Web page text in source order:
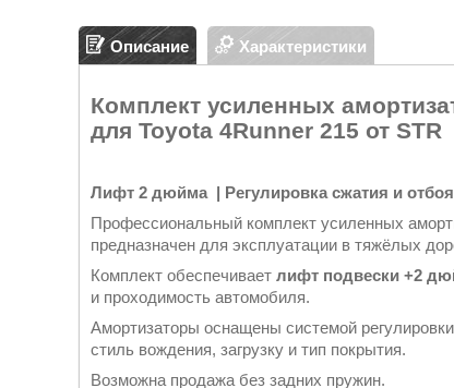
Описание Характеристики
Комплект усиленных
для Toyota 4Runner 215 от STR
Лифт 2 дюйма | Регулировка сжатия и отбоя
Профессиональный комплект усиленных
предназначен для эксплуатации в тяжёлых
Комплект обеспечивает лифт подвески +2
и проходимость автомобиля.
Амортизаторы оснащены системой регулировки
стиль вождения, загрузку и тип покрытия.
Возможна продажа без задних пружин.